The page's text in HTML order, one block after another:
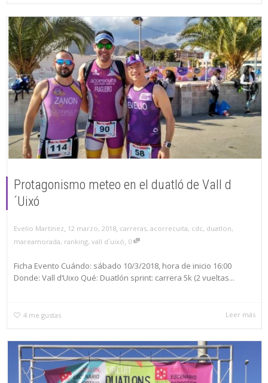
Protagonismo meteo en el duatló de Vall d
´Uixó
Evelio Martínez, 12 marzo, 2018, carreras, acorrecuita, cdc, duatlon,
mareamorada, ranking, vall d´uixó 0
Ficha Evento Cuándo: sábado 10/3/2018, hora de inicio 16:00
Donde: Vall d’Uixo Qué: Duatlón sprint: carrera 5k (2 vueltas...
4 me gustas Leer más